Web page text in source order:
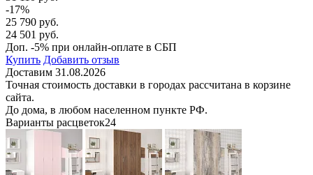
-17%
25 790 руб.
24 501 руб.
Доп. -5% при онлайн-оплате в СБП
Купить Добавить отзыв
Доставим 31.08.2026
Точная стоимость доставки в городах рассчитана в корзине
сайта.
До дома, в любом населенном пункте РФ.
Варианты расцветок24